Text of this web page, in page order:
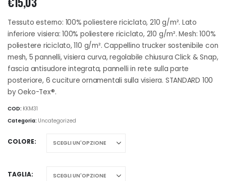
Tessuto esterno: 100% poliestere riciclato, 210 g/m². Lato
inferiore visiera: 100% poliestere riciclato, 210 g/m². Mesh: 100%
poliestere riciclato, 110 g/m². Cappellino trucker sostenibile con
mesh, 5 pannelli, visiera curva, regolabile chiusura Click & Snap,
fascia antisudore integrata, pannelli in rete sulla parte
posteriore, 6 cuciture ornamentali sulla visiera. STANDARD 100
by Oeko-Tex®.
COD: KKM31
Categoria: Uncategorized
COLORE
TAGLIA